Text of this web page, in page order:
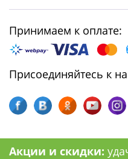
Принимаем к оплате:
Присоединяйтесь к
Акции и скидки: